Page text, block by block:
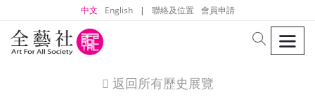
中文 English | 聯絡及位置 會員申請
search
icon
返回所有歷史展覽